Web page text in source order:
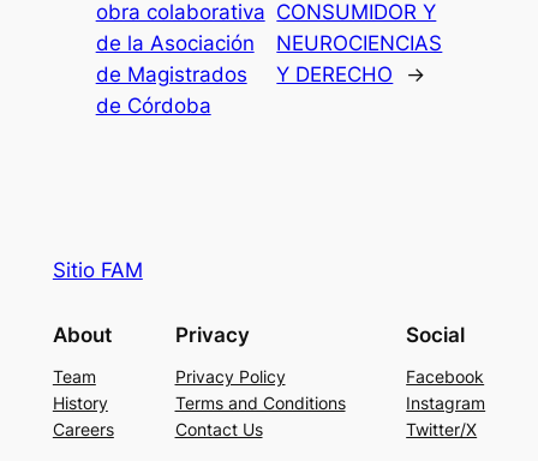
obra colaborativa
de la Asociación
de Magistrados
de Córdoba
CONSUMIDOR Y
NEUROCIENCIAS
Y DERECHO
→
Sitio FAM
About
Team
History
Careers
Privacy
Privacy Policy
Terms and Conditions
Contact Us
Social
Facebook
Instagram
Twitter/X